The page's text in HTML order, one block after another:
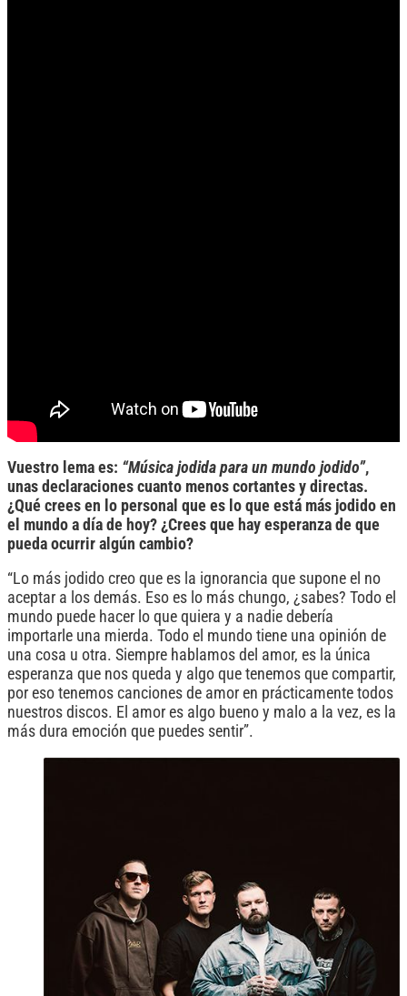
Vuestro lema es: “Música jodida para un mundo jodido”,
unas declaraciones cuanto menos cortantes y directas.
¿Qué crees en lo personal que es lo que está más jodido en
el mundo a día de hoy? ¿Crees que hay esperanza de que
pueda ocurrir algún cambio?
“Lo más jodido creo que es la ignorancia que supone el no
aceptar a los demás. Eso es lo más chungo, ¿sabes? Todo el
mundo puede hacer lo que quiera y a nadie debería
importarle una mierda. Todo el mundo tiene una opinión de
una cosa u otra. Siempre hablamos del amor, es la única
esperanza que nos queda y algo que tenemos que compartir,
por eso tenemos canciones de amor en prácticamente todos
nuestros discos. El amor es algo bueno y malo a la vez, es la
más dura emoción que puedes sentir”.